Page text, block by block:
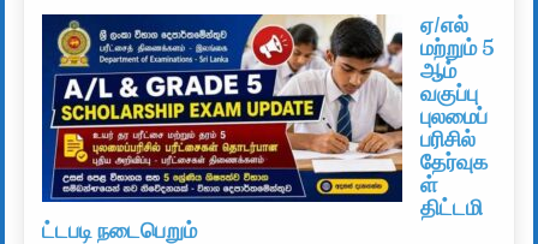
ஏ/எல்
மற்றும் 5
ஆம்
வகுப்பு
புலமைப்
பரிசில்
தேர்வுக
ள்
திட்டமி
ட்டபடி நடைபெறும்